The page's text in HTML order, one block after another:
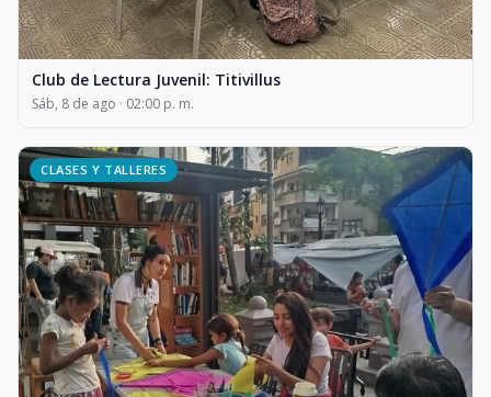
Club de Lectura Juvenil: Titivillus
Sáb, 8 de ago · 02:00 p. m.
CLASES Y TALLERES